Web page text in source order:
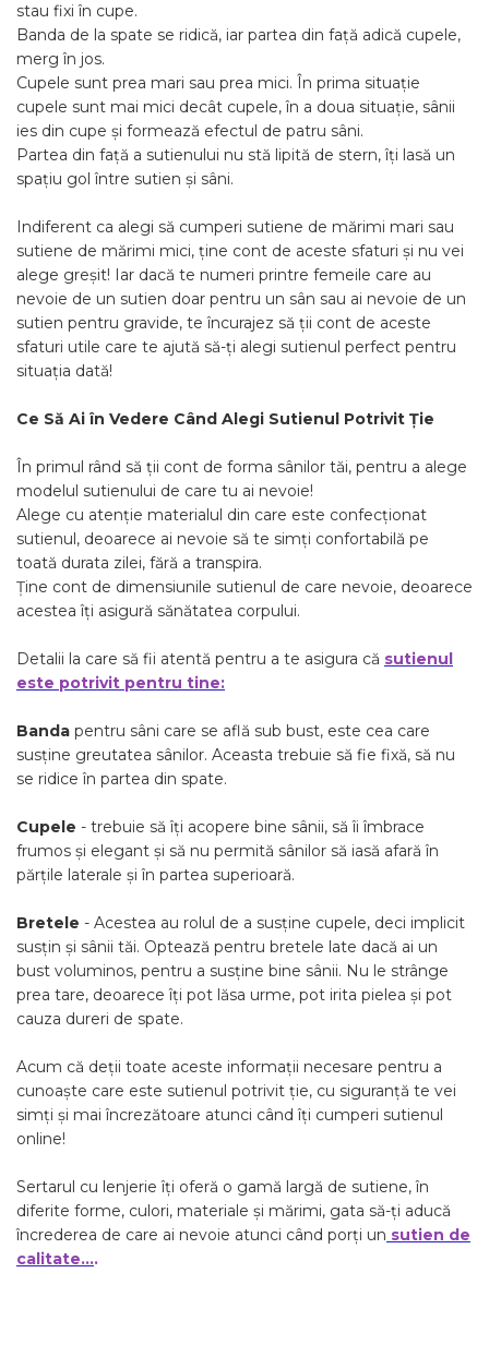
stau fixi în cupe.
Banda de la spate se ridică, iar partea din față adică cupele,
merg în jos.
Cupele sunt prea mari sau prea mici. În prima situație
cupele sunt mai mici decât cupele, în a doua situație, sânii
ies din cupe și formează efectul de patru sâni.
Partea din față a sutienului nu stă lipită de stern, îți lasă un
spațiu gol între sutien și sâni.
Indiferent ca alegi să cumperi sutiene de mărimi mari sau
sutiene de mărimi mici, ține cont de aceste sfaturi și nu vei
alege greșit! Iar dacă te numeri printre femeile care au
nevoie de un sutien doar pentru un sân sau ai nevoie de un
sutien pentru gravide, te încurajez să ții cont de aceste
sfaturi utile care te ajută să-ți alegi sutienul perfect pentru
situația dată!
Ce Să Ai în Vedere Când Alegi Sutienul Potrivit Ție
În primul rând să ții cont de forma sânilor tăi, pentru a alege
modelul sutienului de care tu ai nevoie!
Alege cu atenție materialul din care este confecționat
sutienul, deoarece ai nevoie să te simți confortabilă pe
toată durata zilei, fără a transpira.
Ține cont de dimensiunile sutienul de care nevoie, deoarece
acestea îți asigură sănătatea corpului.
Detalii la care să fii atentă pentru a te asigura că sutienul
este potrivit pentru tine:
Banda pentru sâni care se află sub bust, este cea care
susține greutatea sânilor. Aceasta trebuie să fie fixă, să nu
se ridice în partea din spate.
Cupele - trebuie să îți acopere bine sânii, să îi îmbrace
frumos și elegant și să nu permită sânilor să iasă afară în
părțile laterale și în partea superioară.
Bretele - Acestea au rolul de a susține cupele, deci implicit
susțin și sânii tăi. Optează pentru bretele late dacă ai un
bust voluminos, pentru a susține bine sânii. Nu le strânge
prea tare, deoarece îți pot lăsa urme, pot irita pielea și pot
cauza dureri de spate.
Acum că deții toate aceste informații necesare pentru a
cunoaște care este sutienul potrivit ție, cu siguranță te vei
simți și mai încrezătoare atunci când îți cumperi sutienul
online!
Sertarul cu lenjerie îți oferă o gamă largă de sutiene, în
diferite forme, culori, materiale și mărimi, gata să-ți aducă
încrederea de care ai nevoie atunci când porți un sutien de
calitate….